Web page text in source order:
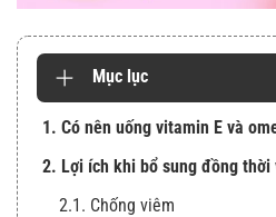
Mục lục
1. Có nên uống vitamin E và
2. Lợi ích khi bổ sung đồng thời
2.1. Chống viêm